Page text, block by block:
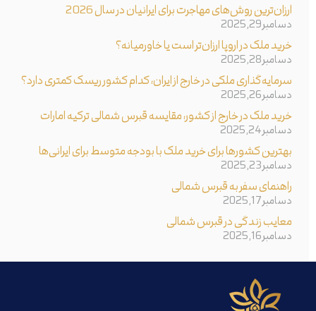
ارزان‌ترین روش‌های مهاجرت برای ایرانیان در سال 2026
دسامبر 29, 2025
خرید ملک در اروپا ارزان‌تر است یا خاورمیانه؟
دسامبر 28, 2025
سرمایه‌گذاری ملکی در خارج از ایران، کدام کشور ریسک کمتری دارد؟
دسامبر 26, 2025
خرید ملک در خارج از کشور، مقایسه قبرس شمالی ترکیه امارات
دسامبر 24, 2025
بهترین کشورها برای خرید ملک با بودجه متوسط برای ایرانی‌ها
دسامبر 23, 2025
راهنمای سفر به قبرس شمالی
دسامبر 17, 2025
معایب زندگی در قبرس شمالی
دسامبر 16, 2025